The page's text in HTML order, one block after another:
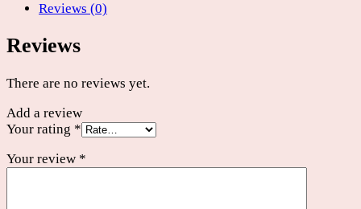
D500ммReviews (0)
Reviews
There are no reviews yet.
Add a review
Your rating *
Your review *